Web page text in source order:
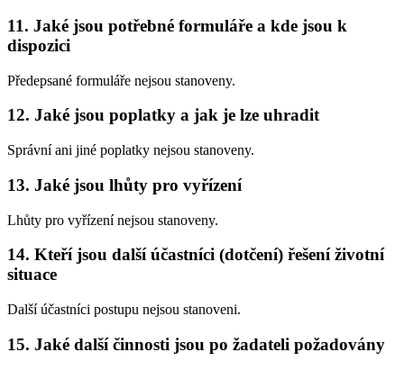
11. Jaké jsou potřebné formuláře a kde jsou k
dispozici
Předepsané formuláře nejsou stanoveny.
12. Jaké jsou poplatky a jak je lze uhradit
Správní ani jiné poplatky nejsou stanoveny.
13. Jaké jsou lhůty pro vyřízení
Lhůty pro vyřízení nejsou stanoveny.
14. Kteří jsou další účastníci (dotčení) řešení životní
situace
Další účastníci postupu nejsou stanoveni.
15. Jaké další činnosti jsou po žadateli požadovány